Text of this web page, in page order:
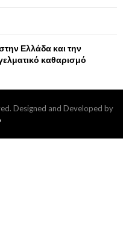
Ελλάδα και την
καθαρισμό
Designed and Developed by